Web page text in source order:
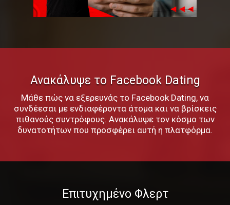
Ανακάλυψε το Facebook Dating
Μάθε πώς να εξερευνάς το Facebook Dating, να
συνδέεσαι με ενδιαφέροντα άτομα και να βρίσκεις
πιθανούς συντρόφους. Ανακάλυψε τον κόσμο των
δυνατοτήτων που προσφέρει αυτή η πλατφόρμα.
Επιτυχημένο Φλερτ